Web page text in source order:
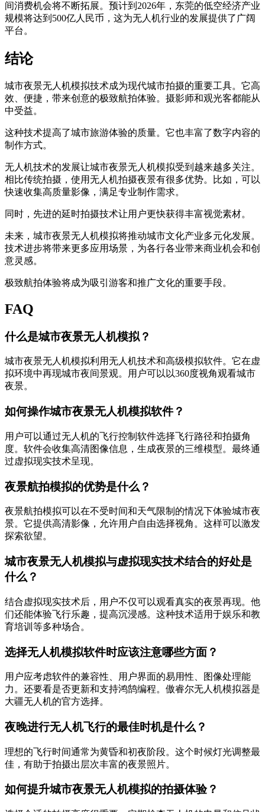
间消费机会将不断拓展。预计到2026年，东莞的低空经济产业
规模将达到500亿人民币，这为无人机行业的发展提供了广阔
平台。
结论
城市夜景无人机模拟技术成为现代城市拍摄的重要工具。它高
效、便捷，带来创意的极致航拍体验。摄影师和观光客都能从
中受益。
这种技术提高了城市旅游体验的质量。它也丰富了数字内容的
制作方式。
无人机技术的发展让城市夜景无人机模拟受到越来越多关注。
相比传统拍摄，使用无人机拍摄夜景有很多优势。比如，可以
快速收集高质量影像，满足专业制作需求。
同时，先进的延时拍摄技术让用户更快获得丰富视觉素材。
未来，城市夜景无人机模拟将推动城市文化产业多元化发展。
技术进步将带来更多应用场景，为各行各业带来商业机会和创
意灵感。
极致航拍体验将成为吸引游客和推广文化的重要手段。
FAQ
什么是城市夜景无人机模拟？
城市夜景无人机模拟利用无人机技术和高级模拟软件。它在虚
拟环境中再现城市夜间景观。用户可以以360度视角观看城市
夜景。
如何操作城市夜景无人机模拟软件？
用户可以通过无人机的飞行控制软件选择飞行路径和拍摄角
度。软件会收集高清图像信息，生成夜景的三维模型。最终通
过虚拟现实技术呈现。
夜景航拍模拟的优势是什么？
夜景航拍模拟可以在不受时间和天气限制的情况下体验城市夜
景。它提供高清影像，允许用户自由选择视角。这样可以激发
探索欲望。
城市夜景无人机模拟与虚拟现实技术结合的好处是
什么？
结合虚拟现实技术后，用户不仅可以观看真实的夜景再现。他
们还能体验飞行乐趣，提高沉浸感。这种技术适用于娱乐和教
育培训等多种场合。
选择无人机模拟软件时应该注意哪些方面？
用户应考虑软件的兼容性、用户界面的易用性、图像处理能
力。还要看是否更新和支持鸿鹄编程。傲睿尔无人机模拟器是
大疆无人机的官方选择。
夜晚进行无人机飞行的最佳时机是什么？
理想的飞行时间通常为黄昏和初夜阶段。这个时候灯光调整最
佳，有助于拍摄出层次丰富的夜景照片。
如何提升城市夜景无人机模拟的拍摄体验？